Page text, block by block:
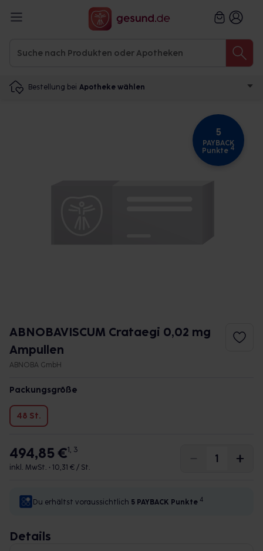
Bestellung bei Apotheke wählen
5
PAYBACK
Punkte 4
ABNOBAVISCUM Crataegi 0,02 mg
Ampullen
ABNOBA GmbH
Packungsgröße
48 St.
494,85 €1, 3
inkl. MwSt. • 10,31 € / St.
Du erhältst voraussichtlich 5 PAYBACK Punkte 4
Details